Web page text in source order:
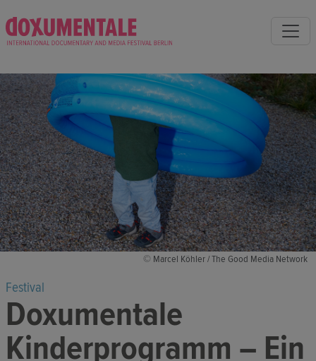
© Marcel Köhler / The Good Media Network
Festival
Doxumentale
Kinderprogramm – Ein